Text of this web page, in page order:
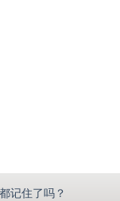
记住了吗？